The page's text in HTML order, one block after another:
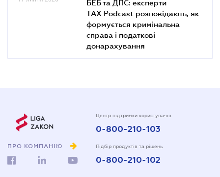
БЕБ та ДПС: експерти
TAX Podcast розповідають, як
формується кримінальна
справа і податкові
донарахування
ПРО КОМПАНІЮ
Центр підтримки користувачів
0-800-210-103
Підбір продуктів та рішень
0-800-210-102